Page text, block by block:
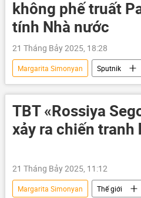
không phế truất
tính Nhà nước
21 Tháng Bảy 2025, 18:28
Margarita Simonyan
Sputnik
Azerbaijan
Liên Xô
TBT «Rossiya
xảy ra chiến tranh
21 Tháng Bảy 2025, 11:12
Margarita Simonyan
Thế giới